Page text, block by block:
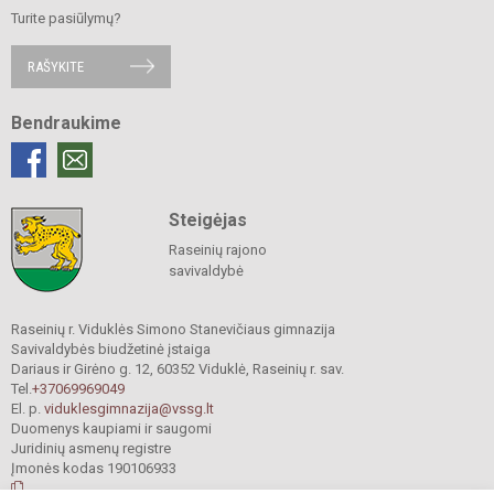
Turite pasiūlymų?
RAŠYKITE
Bendraukime
Steigėjas
Raseinių rajono
savivaldybė
Raseinių r. Viduklės Simono Stanevičiaus gimnazija
Savivaldybės biudžetinė įstaiga
Dariaus ir Girėno g. 12, 60352 Viduklė, Raseinių r. sav.
Tel. +37069969049
El. p. viduklesgimnazija@vssg.lt
Duomenys kaupiami ir saugomi
Juridinių asmenų registre
Įmonės kodas 190106933